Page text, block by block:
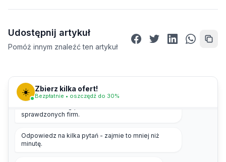
Udostępnij artykuł
Pomóż innym znaleźć ten artykuł
☀️ Zbierz kilka ofert!
Bezpłatnie • oszczędź do 30%
sprawdzonych firm.
Odpowiedz na kilka pytań - zajmie to mniej niż
minutę.